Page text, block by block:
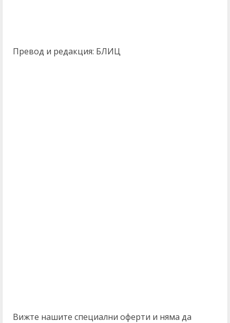
Превод и редакция: БЛИЦ
Вижте нашите специални оферти и няма да